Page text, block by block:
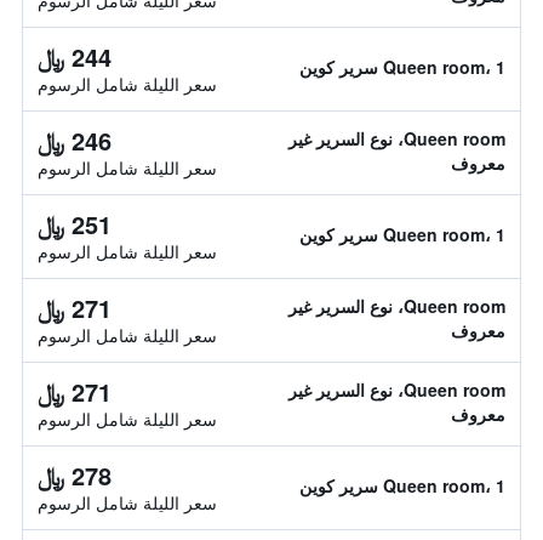
Queen room، 1 سرير كوين 244 ﷼
سعر الليلة شامل الرسوم
Queen room، نوع السرير غير
معروف
246 ﷼
سعر الليلة شامل الرسوم
Queen room، 1 سرير كوين 251 ﷼
سعر الليلة شامل الرسوم
Queen room، نوع السرير غير
معروف
271 ﷼
سعر الليلة شامل الرسوم
Queen room، نوع السرير غير
معروف
271 ﷼
سعر الليلة شامل الرسوم
Queen room، 1 سرير كوين 278 ﷼
سعر الليلة شامل الرسوم